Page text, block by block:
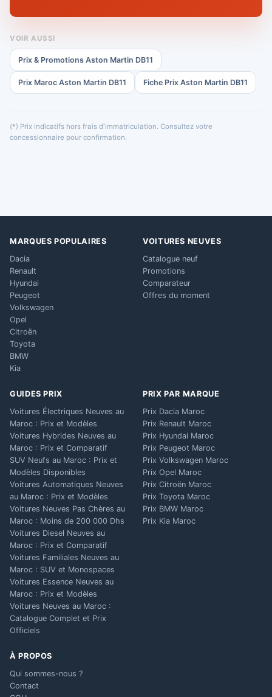
VOIR AUSSI
Prix & Promotions Aston Martin DB11
Prix Maroc Aston Martin DB11 Fiche Prix Aston Martin DB11
(*) Prix indicatifs hors frais d'immatriculation. Consultez votre
concessionnaire pour confirmation.
MARQUES POPULAIRES
Dacia
Renault
Hyundai
Peugeot
Volkswagen
Opel
Citroën
Toyota
BMW
Kia
VOITURES NEUVES
Catalogue neuf
Promotions
Comparateur
Offres du moment
GUIDES PRIX
Voitures Électriques Neuves au
Maroc : Prix et Modèles
Voitures Hybrides Neuves au
Maroc : Prix et Comparatif
SUV Neufs au Maroc : Prix et
Modèles Disponibles
Voitures Automatiques Neuves
au Maroc : Prix et Modèles
Voitures Neuves Pas Chères au
Maroc : Moins de 200 000 Dhs
Voitures Diesel Neuves au
Maroc : Prix et Comparatif
Voitures Familiales Neuves au
Maroc : SUV et Monospaces
Voitures Essence Neuves au
Maroc : Prix et Modèles
Voitures Neuves au Maroc :
Catalogue Complet et Prix
Officiels
PRIX PAR MARQUE
Prix Dacia Maroc
Prix Renault Maroc
Prix Hyundai Maroc
Prix Peugeot Maroc
Prix Volkswagen Maroc
Prix Opel Maroc
Prix Citroën Maroc
Prix Toyota Maroc
Prix BMW Maroc
Prix Kia Maroc
À PROPOS
Qui sommes-nous ?
Contact